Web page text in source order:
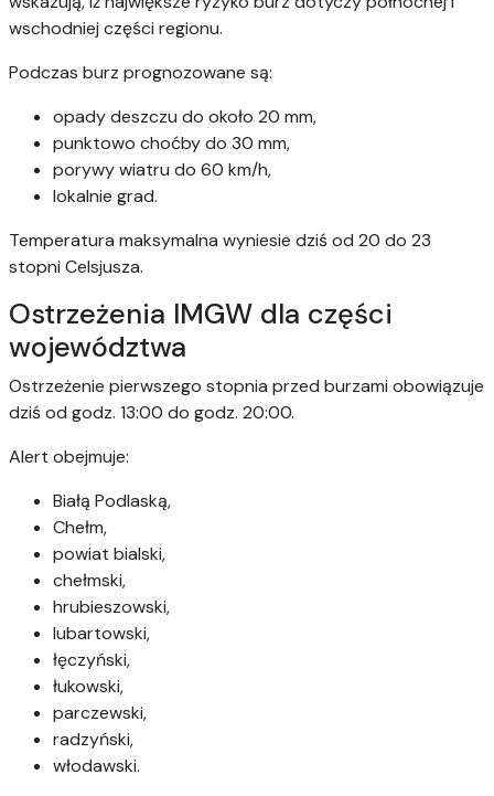
wschodniej części regionu.
Podczas burz prognozowane są:
opady deszczu do około 20 mm,
punktowo choćby do 30 mm,
porywy wiatru do 60 km/h,
lokalnie grad.
Temperatura maksymalna wyniesie dziś od 20 do 23
stopni Celsjusza.
Ostrzeżenia IMGW dla części
województwa
Ostrzeżenie pierwszego stopnia przed burzami obowiązuje
dziś od godz. 13:00 do godz. 20:00.
Alert obejmuje:
Białą Podlaską,
Chełm,
powiat bialski,
chełmski,
hrubieszowski,
lubartowski,
łęczyński,
łukowski,
parczewski,
radzyński,
włodawski.